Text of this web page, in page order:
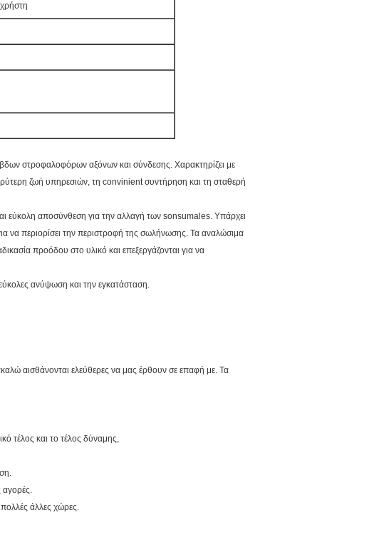
χρήστη
στροφαλοφόρων αξόνων και σύνδεσης. Χαρακτηρίζει με
ζωή υπηρεσιών, τη convinient συντήρηση και τη σταθερή
εύκολη αποσύνθεση για την αλλαγή των sonsumales. Υπάρχει
να περιορίσει την περιστροφή της σωλήνωσης. Τα αναλώσιμα
προόδου στο υλικό και επεξεργάζονται για να
ανύψωση και την εγκατάσταση.
αισθάνονται ελεύθερες να μας έρθουν σε επαφή με. Τα
τέλος και το τέλος δύναμης,
αγορές.
άλλες χώρες.